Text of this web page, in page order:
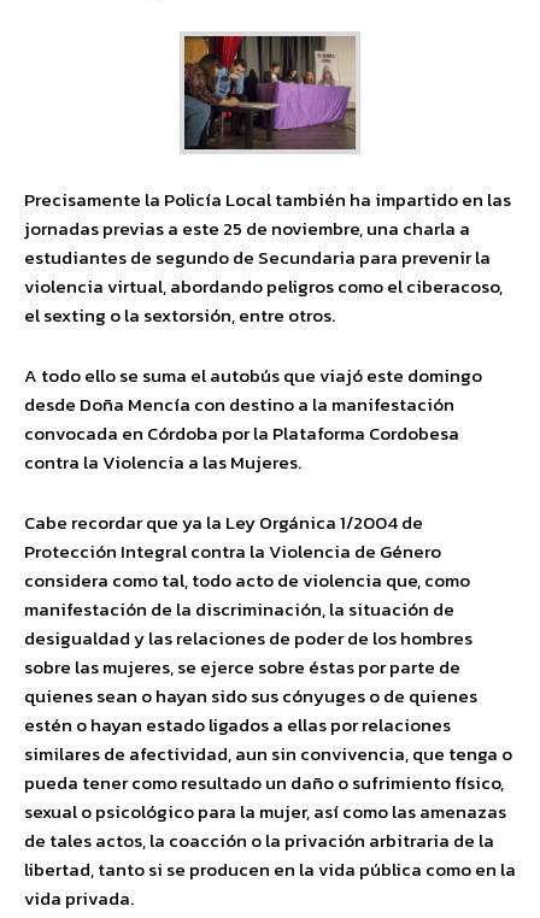
Precisamente la Policía Local también ha impartido en las
jornadas previas a este 25 de noviembre, una charla a
estudiantes de segundo de Secundaria para prevenir la
violencia virtual, abordando peligros como el ciberacoso,
el sexting o la sextorsión, entre otros.
A todo ello se suma el autobús que viajó este domingo
desde Doña Mencía con destino a la manifestación
convocada en Córdoba por la Plataforma Cordobesa
contra la Violencia a las Mujeres.
Cabe recordar que ya la Ley Orgánica 1/2004 de
Protección Integral contra la Violencia de Género
considera como tal, todo acto de violencia que, como
manifestación de la discriminación, la situación de
desigualdad y las relaciones de poder de los hombres
sobre las mujeres, se ejerce sobre éstas por parte de
quienes sean o hayan sido sus cónyuges o de quienes
estén o hayan estado ligados a ellas por relaciones
similares de afectividad, aun sin convivencia, que tenga o
pueda tener como resultado un daño o sufrimiento físico,
sexual o psicológico para la mujer, así como las amenazas
de tales actos, la coacción o la privación arbitraria de la
libertad, tanto si se producen en la vida pública como en la
vida privada.